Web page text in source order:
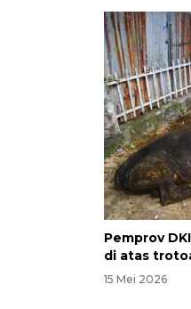
Pemprov
di atas
15 Mei 2026